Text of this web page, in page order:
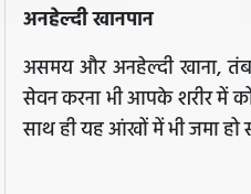
अनहेल्दी खानपान
असमय और अनहेल्दी खाना,
सेवन करना भी आपके शरीर में
साथ ही यह आंखों में भी जमा हो